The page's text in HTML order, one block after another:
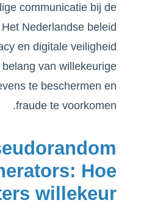
communicatie bij de
Nederlandse beleid
en digitale veiligheid
van willekeurige
te beschermen en
fraude te voorkomen.
Hoe
willekeur